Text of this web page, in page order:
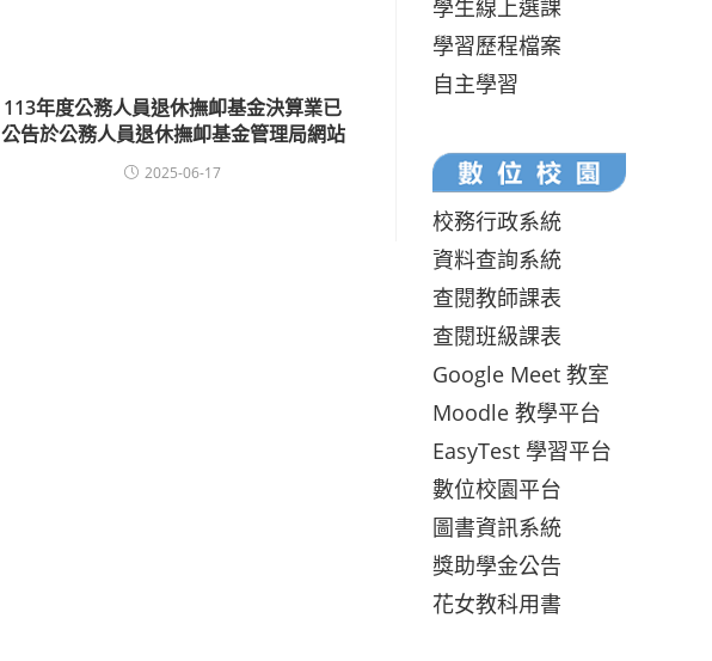
113年度公務人員退休撫卹基金決算業已
公告於公務人員退休撫卹基金管理局網站
2025-06-17
學生線上選課
學習歷程檔案
自主學習
校務行政系統
資料查詢系統
查閱教師課表
查閱班級課表
Google Meet 教室
Moodle 教學平台
EasyTest 學習平台
數位校園平台
圖書資訊系統
獎助學金公告
花女教科用書